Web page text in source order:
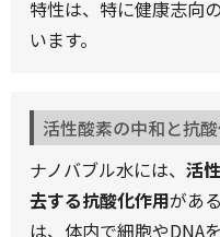
特性は、特に健康志向
います。
活性酸素の中和と抗
ナノバブル水には、活
去する抗酸化作用があ
は、体内で細胞やDNA